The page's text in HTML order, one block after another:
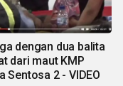
dengan dua balita
dari maut KMP
Sentosa 2 - VIDEO